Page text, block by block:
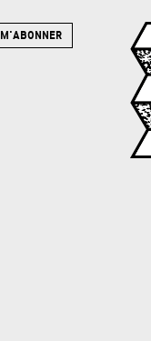
M'ABONNER